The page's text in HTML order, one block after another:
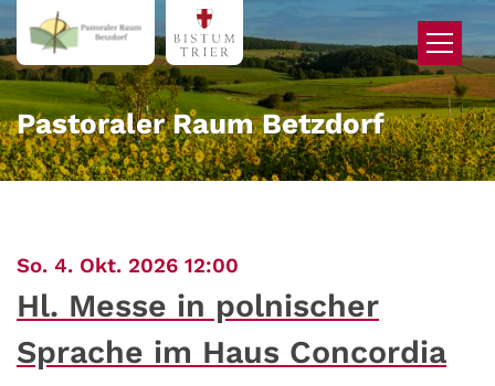
Zum Inhalt springen
Pastoraler Raum Betzdorf
So. 4. Okt. 2026 12:00
Hl. Messe in polnischer
Sprache im Haus Concordia